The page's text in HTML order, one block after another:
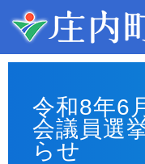
この
令和8年6
会議員選
らせ